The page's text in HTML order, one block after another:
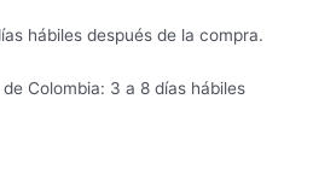
hábiles después de la compra.
Colombia: 3 a 8 días hábiles